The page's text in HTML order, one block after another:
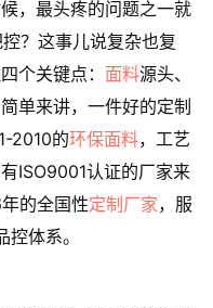
，最头疼的问题之一就
？这事儿说复杂也复
个关键点： 面料源头、
单来讲，一件好的定制
2010的环保面料，工艺
ISO9001认证的厂家来
的全国性定制厂家，服
体系。